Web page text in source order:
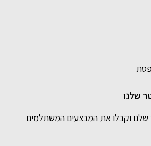
שלנו
שלנו וקבלו את המבצעים המשתלמים